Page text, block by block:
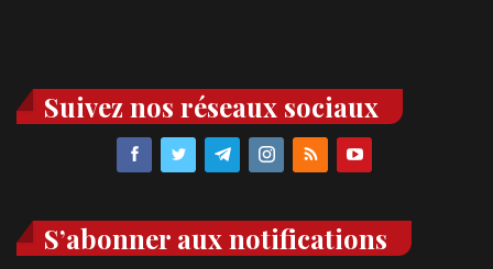
Suivez nos réseaux sociaux
S’abonner aux notifications